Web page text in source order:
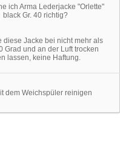
diese Jacke bei nicht mehr als
Grad und an der Luft trocken
lassen, keine Haftung.
dem Weichspüler reinigen